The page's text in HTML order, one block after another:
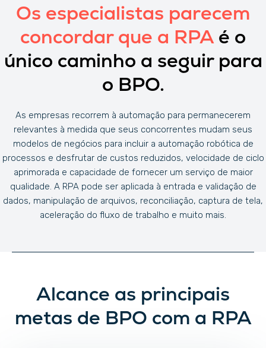
Os especialistas parecem
concordar que a RPAé o
único caminho a seguir para
o BPO.
As empresas recorrem à automação para permanecerem
relevantes à medida que seus concorrentes mudam seus
modelos de negócios para incluir a automação robótica de
processos e desfrutar de custos reduzidos, velocidade de ciclo
aprimorada e capacidade de fornecer um serviço de maior
qualidade. A RPA pode ser aplicada à entrada e validação de
dados, manipulação de arquivos, reconciliação, captura de tela,
aceleração do fluxo de trabalho e muito mais.
Alcance as principais
metas de BPO com a RPA